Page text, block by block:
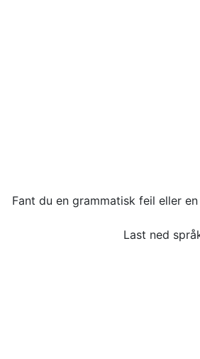
Fant du en grammatisk feil eller
Last ned